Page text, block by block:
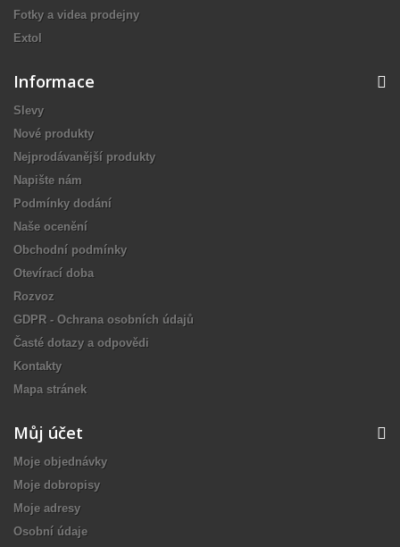
Fotky a videa prodejny
Extol
Informace
Slevy
Nové produkty
Nejprodávanější produkty
Napište nám
Podmínky dodání
Naše ocenění
Obchodní podmínky
Otevírací doba
Rozvoz
GDPR - Ochrana osobních údajů
Časté dotazy a odpovědi
Kontakty
Mapa stránek
Můj účet
Moje objednávky
Moje dobropisy
Moje adresy
Osobní údaje